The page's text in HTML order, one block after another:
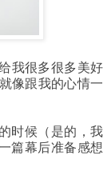
我很多很多美好
像跟我的心情一
时候（是的，我
篇幕后准备感想